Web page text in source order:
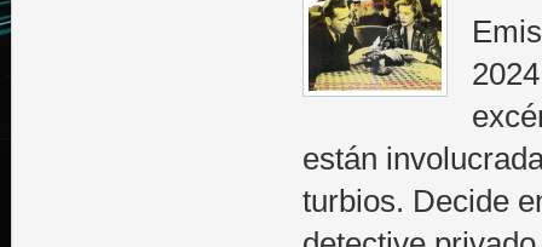
están
turbios. Decide